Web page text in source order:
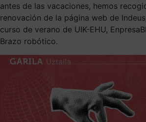
antes de las vacaciones, hemos
renovación de la página web de
curso de verano de UIK-EHU,
Brazo robótico.